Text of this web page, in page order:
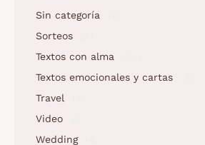
Sin categoría
Sorteos
Textos con alma
Textos emocionales y cartas
Travel
Video
Wedding